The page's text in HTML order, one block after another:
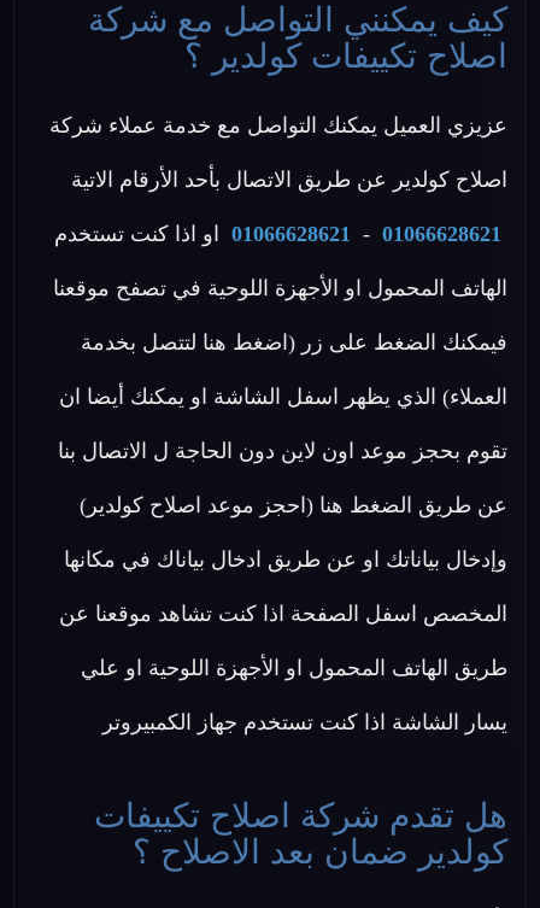
كيف يمكنني التواصل مع شركة
اصلاح تكييفات كولدير ؟
عزيزي العميل يمكنك التواصل مع خدمة عملاء شركة
اصلاح كولدير عن طريق الاتصال بأحد الأرقام الاتية
01066628621
-
01066628621 او اذا كنت تستخدم
الهاتف المحمول او الأجهزة اللوحية في تصفح موقعنا
فيمكنك الضغط على زر (اضغط هنا لتتصل بخدمة
العملاء) الذي يظهر اسفل الشاشة او يمكنك أيضا ان
تقوم بحجز موعد اون لاين دون الحاجة ل الاتصال بنا
عن طريق الضغط هنا (احجز موعد اصلاح كولدير)
وإدخال بياناتك او عن طريق ادخال بياناك في مكانها
المخصص اسفل الصفحة اذا كنت تشاهد موقعنا عن
طريق الهاتف المحمول او الأجهزة اللوحية او علي
يسار الشاشة اذا كنت تستخدم جهاز الكمبيروتر
هل تقدم شركة اصلاح تكييفات
كولدير ضمان بعد الاصلاح ؟